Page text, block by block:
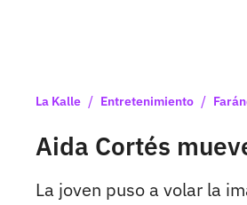
La Kalle / Entretenimiento /
Aida Cortés
La joven puso a volar la